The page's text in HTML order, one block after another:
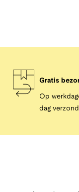
Gratis
Op
dag